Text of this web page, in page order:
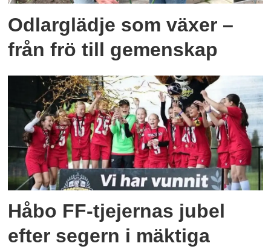
Odlarglädje som växer –
från frö till gemenskap
Håbo FF-tjejernas jubel
efter segern i mäktiga